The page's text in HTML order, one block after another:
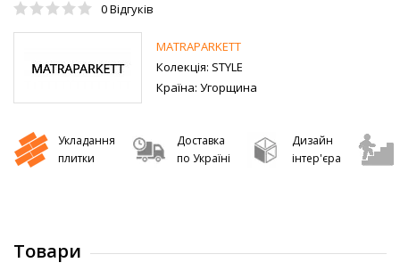
0Відгуків
MATRAPARKETT
Колекція: STYLE
Країна: Угорщина
Укладання
плитки
Доставка
по Україні
Дизайн
інтер'єра
Товари